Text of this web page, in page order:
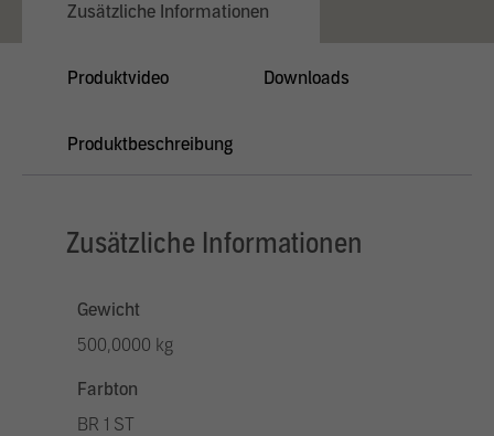
Zusätzliche Informationen
Produktvideo Downloads
Produktbeschreibung
Zusätzliche Informationen
Gewicht
500,0000 kg
Farbton
BR 1 ST